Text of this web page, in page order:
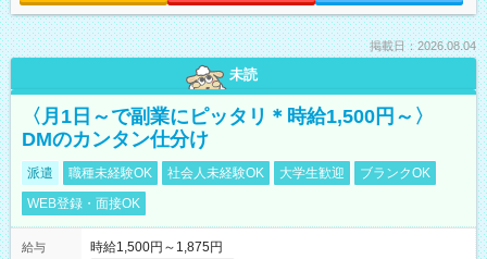
掲載日：2026.08.04
未読
〈月1日～で副業にピッタリ＊時給1,500円～〉
DMのカンタン仕分け
派遣 職種未経験OK 社会人未経験OK 大学生歓迎
ブランクOK
WEB登録・面接OK
給与
時給1,500円～1,875円